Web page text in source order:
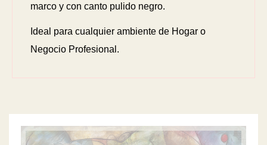
marco y con canto pulido negro.
Ideal para cualquier ambiente de Hogar o
Negocio Profesional.